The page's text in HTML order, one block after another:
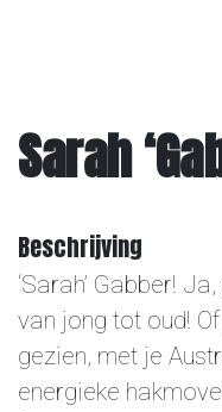
Sarah
Beschrijving
‘Sarah’ Gabber!
van jong tot oud!
gezien, met je
energieke